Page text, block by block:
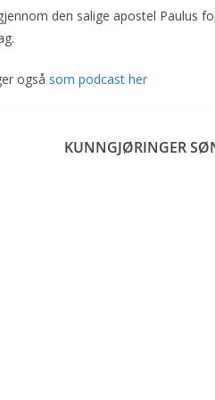
den salige apostel Paulus
også som podcast her
KUNNGJØRINGER